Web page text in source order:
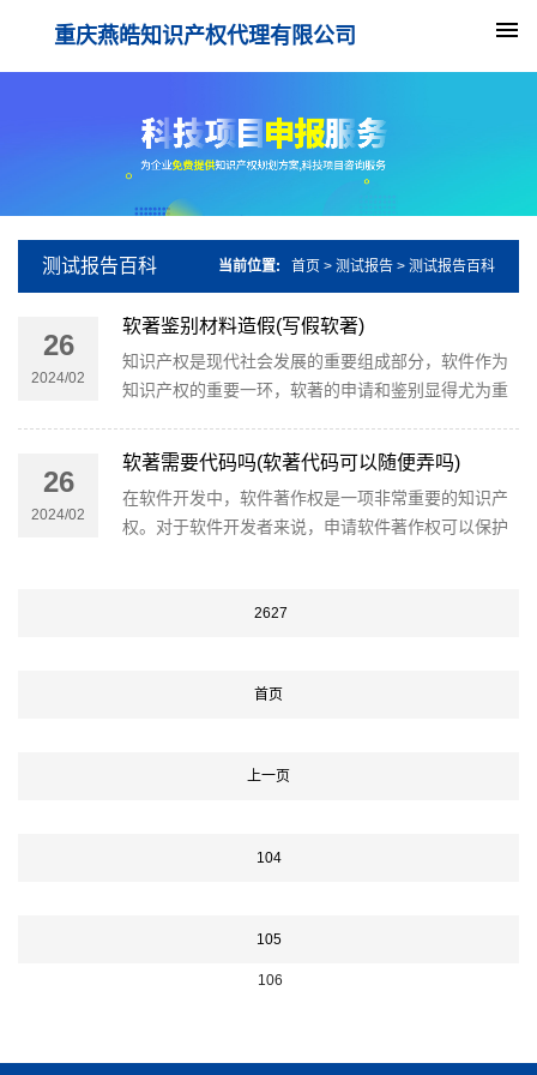
重庆燕皓知识产权代理有限公司
测试报告百科 当前位置: 首页 > 测试报告 > 测试报告百科
26
2024/02
软著鉴别材料造假(写假软著)
知识产权是现代社会发展的重要组成部分，软件作为
知识产权的重要一环，软著的申请和鉴别显得尤为重
不仅涉及个人的道德底线，更会对整个软件行业的健
康发展带来负面影响
26
2024/02
软著需要代码吗(软著代码可以随便弄吗)
在软件开发中，软件著作权是一项非常重要的知识产
权。对于软件开发者来说，申请软件著作权可以保护
软著是否需要代码。本文将深入探讨这个问题。一、
2627
首页
上一页
104
105
106